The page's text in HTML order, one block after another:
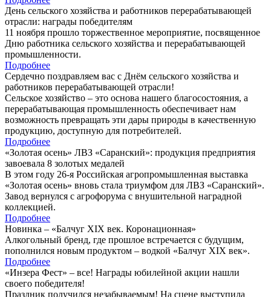
День сельского хозяйства и работников перерабатывающей
отрасли: награды победителям
11 ноября прошло торжественное мероприятие, посвященное
Дню работника сельского хозяйства и перерабатывающей
промышленности.
Подробнее
Сердечно поздравляем вас с Днём сельского хозяйства и
работников перерабатывающей отрасли!
Сельское хозяйство – это основа нашего благосостояния, а
перерабатывающая промышленность обеспечивает нам
возможность превращать эти дары природы в качественную
продукцию, доступную для потребителей.
Подробнее
«Золотая осень» ЛВЗ «Саранский»: продукция предприятия
завоевала 8 золотых медалей
В этом году 26-я Российская агропромышленная выставка
«Золотая осень» вновь стала триумфом для ЛВЗ «Саранский».
Завод вернулся с агрофорума с внушительной наградной
коллекцией.
Подробнее
Новинка – «Балчуг XIX век. Коронационная»
Алкогольный бренд, где прошлое встречается с будущим,
пополнился новым продуктом – водкой «Балчуг XIX век».
Подробнее
«Инзера Фест» – все! Награды юбилейной акции нашли
своего победителя!
Праздник получился незабываемым! На сцене выступила